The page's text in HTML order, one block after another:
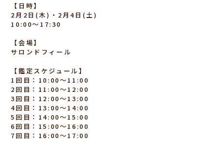
【日時】
2月2日(木)・2月4日(土)
10:00〜17:30
【会場】
サロンドフィール
【鑑定スケジュール】
1回目：10:00〜11:00
2回目：11:00〜12:00
3回目：12:00〜13:00
4回目：13:00〜14:00
5回目：14:00〜15:00
6回目：15:00〜16:00
7回目：16:00〜17:00